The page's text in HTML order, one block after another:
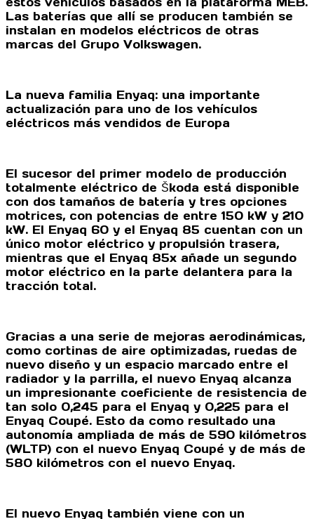
Las baterías que allí se producen también se
instalan en modelos eléctricos de otras
marcas del Grupo Volkswagen.
La nueva familia Enyaq: una importante
actualización para uno de los vehículos
eléctricos más vendidos de Europa
El sucesor del primer modelo de producción
totalmente eléctrico de Škoda está disponible
con dos tamaños de batería y tres opciones
motrices, con potencias de entre 150 kW y 210
kW. El Enyaq 60 y el Enyaq 85 cuentan con un
único motor eléctrico y propulsión trasera,
mientras que el Enyaq 85x añade un segundo
motor eléctrico en la parte delantera para la
tracción total.
Gracias a una serie de mejoras aerodinámicas,
como cortinas de aire optimizadas, ruedas de
nuevo diseño y un espacio marcado entre el
radiador y la parrilla, el nuevo Enyaq alcanza
un impresionante coeficiente de resistencia de
tan solo 0,245 para el Enyaq y 0,225 para el
Enyaq Coupé. Esto da como resultado una
autonomía ampliada de más de 590 kilómetros
(WLTP) con el nuevo Enyaq Coupé y de más de
580 kilómetros con el nuevo Enyaq.
El nuevo Enyaq también viene con un